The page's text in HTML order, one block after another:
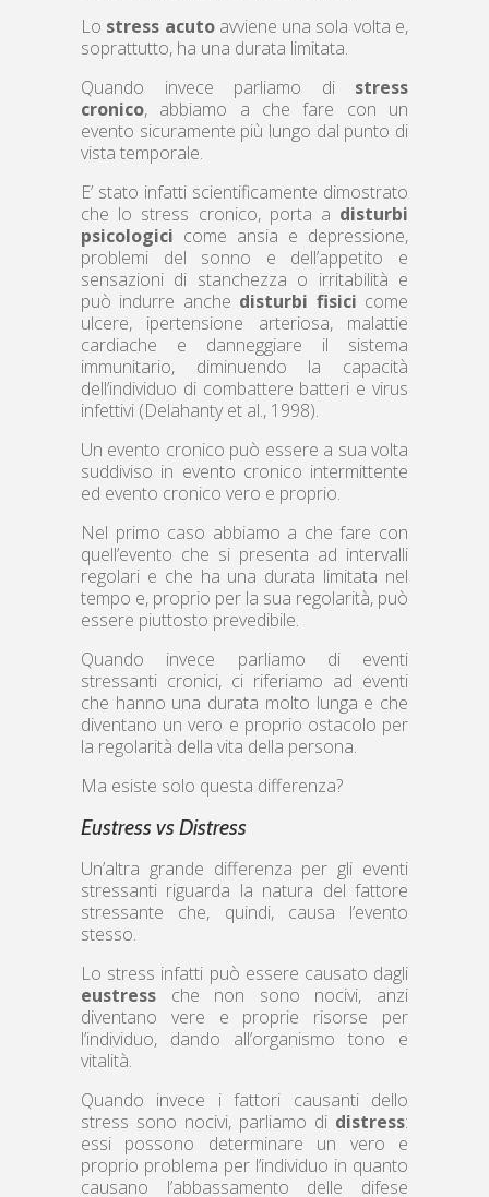
Lo stress acutoavviene una sola volta e,
soprattutto, ha una durata limitata.
Quando invece parliamo di stress
cronico, abbiamo a che fare con un
evento sicuramente più lungo dal punto di
vista temporale.
E’ stato infatti scientificamente dimostrato
che lo stress cronico, porta a disturbi
psicologici come ansia e depressione,
problemi del sonno e dell’appetito e
sensazioni di stanchezza o irritabilità e
può indurre anche disturbi fisici come
ulcere, ipertensione arteriosa, malattie
cardiache e danneggiare il sistema
immunitario, diminuendo la capacità
dell’individuo di combattere batteri e virus
infettivi (Delahanty et al., 1998).
Un evento cronico può essere a sua volta
suddiviso in evento cronico intermittente
ed evento cronico vero e proprio.
Nel primo caso abbiamo a che fare con
quell’evento che si presenta ad intervalli
regolari e che ha una durata limitata nel
tempo e, proprio per la sua regolarità, può
essere piuttosto prevedibile.
Quando invece parliamo di eventi
stressanti cronici, ci riferiamo ad eventi
che hanno una durata molto lunga e che
diventano un vero e proprio ostacolo per
la regolarità della vita della persona.
Ma esiste solo questa differenza?
Eustress vs Distress
Un’altra grande differenza per gli eventi
stressanti riguarda la natura del fattore
stressante che, quindi, causa l’evento
stesso.
Lo stress infatti può essere causato dagli
eustress che non sono nocivi, anzi
diventano vere e proprie risorse per
l’individuo, dando all’organismo tono e
vitalità.
Quando invece i fattori causanti dello
stress sono nocivi, parliamo di distress:
essi possono determinare un vero e
proprio problema per l’individuo in quanto
causano l’abbassamento delle difese